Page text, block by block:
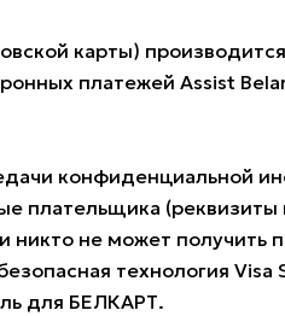
карты)
платежей Assist
конфиденциальной
плательщика (реквизиты
не может получить
технология Visa
для БЕЛКАРТ.